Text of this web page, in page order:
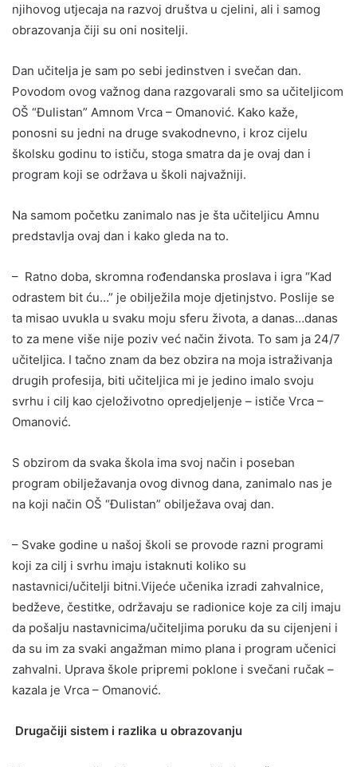
njihovog utjecaja na razvoj društva u cjelini, ali i samog
obrazovanja čiji su oni nositelji.
Dan učitelja je sam po sebi jedinstven i svečan dan.
Povodom ovog važnog dana razgovarali smo sa učiteljicom
OŠ “Đulistan” Amnom Vrca – Omanović. Kako kaže,
ponosni su jedni na druge svakodnevno, i kroz cijelu
školsku godinu to ističu, stoga smatra da je ovaj dan i
program koji se održava u školi najvažniji.
Na samom početku zanimalo nas je šta učiteljicu Amnu
predstavlja ovaj dan i kako gleda na to.
– Ratno doba, skromna rođendanska proslava i igra “Kad
odrastem bit ću…” je obilježila moje djetinjstvo. Poslije se
ta misao uvukla u svaku moju sferu života, a danas…danas
to za mene više nije poziv već način života. To sam ja 24/7
učiteljica. I tačno znam da bez obzira na moja istraživanja
drugih profesija, biti učiteljica mi je jedino imalo svoju
svrhu i cilj kao cjeloživotno opredjeljenje – ističe Vrca –
Omanović.
S obzirom da svaka škola ima svoj način i poseban
program obilježavanja ovog divnog dana, zanimalo nas je
na koji način OŠ “Đulistan” obilježava ovaj dan.
– Svake godine u našoj školi se provode razni programi
koji za cilj i svrhu imaju istaknuti koliko su
nastavnici/učitelji bitni.Vijeće učenika izradi zahvalnice,
bedževe, čestitke, održavaju se radionice koje za cilj imaju
da pošalju nastavnicima/učiteljima poruku da su cijenjeni i
da su im za svaki angažman mimo plana i program učenici
zahvalni. Uprava škole pripremi poklone i svečani ručak –
kazala je Vrca – Omanović.
Drugačiji sistem i razlika u obrazovanju